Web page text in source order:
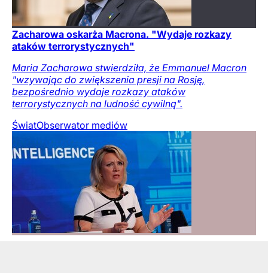
Zacharowa oskarża Macrona. "Wydaje rozkazy
ataków terrorystycznych"
Maria Zacharowa stwierdziła, że Emmanuel Macron
"wzywając do zwiększenia presji na Rosję,
bezpośrednio wydaje rozkazy ataków
terrorystycznych na ludność cywilną".
ŚwiatObserwator mediów